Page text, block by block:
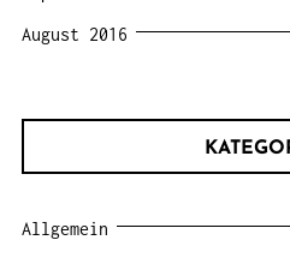
August 2016
Allgemein